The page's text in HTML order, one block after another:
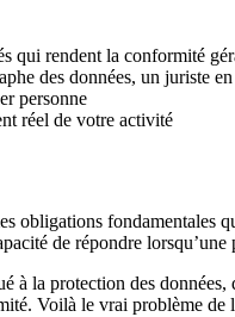
qui rendent la conformité
des données, un juriste
personne
réel de votre activité
obligations fondamentales
de répondre lorsqu’une
la protection des
Voilà le vrai problème de